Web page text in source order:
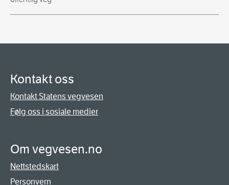
Kontakt oss
Kontakt Statens vegvesen
Følg oss i sosiale medier
Om vegvesen.no
Nettstedskart
Personvern